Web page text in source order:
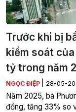
Trước khi bị
kiểm soát của
tỷ trong năm
NGỌC ĐIỆP 28-05-
Năm 2025, bà
đồng, tăng 33% so